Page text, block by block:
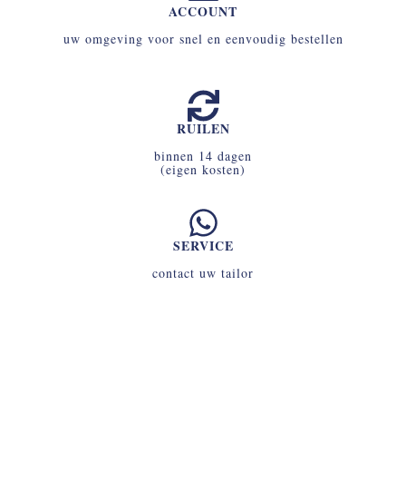
ACCOUNT
uw omgeving voor snel en eenvoudig bestellen
RUILEN
binnen 14 dagen
(eigen kosten)
SERVICE
contact uw tailor